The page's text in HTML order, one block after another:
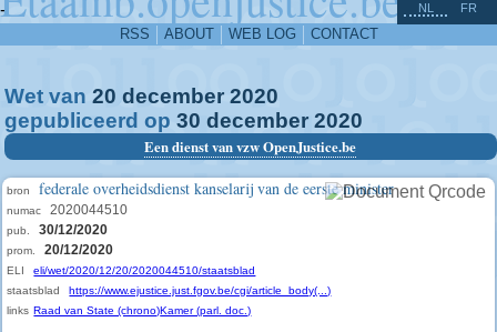
-
RSS ABOUT WEB LOG CONTACT
NL FR
Wet van 20 december 2020
gepubliceerd op 30 december 2020
Een dienst van vzw OpenJustice.be
bron federale overheidsdienst kanselarij van de eerste minister
numac 2020044510
pub. 30/12/2020
prom. 20/12/2020
ELI
eli/wet/2020/12/20/2020044510/staatsblad
staatsblad
https://www.ejustice.just.fgov.be/cgi/article_body(...)
links Raad van State (chrono)Kamer (parl. doc.)
^